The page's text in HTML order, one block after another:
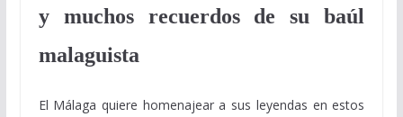
y muchos recuerdos de su baúl
malaguista
El Málaga quiere homenajear a sus leyendas en estos